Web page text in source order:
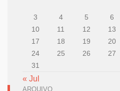
3
4 5 6
10
11 12 13
17
18 19 20
24
25 26 27
31
« Jul
ARQUIVO